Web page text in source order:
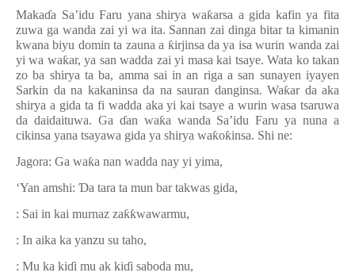
Makaɗa Sa’idu Faru yana shirya waƙarsa a gida kafin ya fita
zuwa ga wanda zai yi wa ita. Sannan zai dinga bitar ta kimanin
kwana biyu domin ta zauna a ƙirjinsa da ya isa wurin wanda zai
yi wa waƙar, ya san wadda zai yi masa kai tsaye. Wata ko takan
zo ba shirya ta ba, amma sai in an riga a san sunayen iyayen
Sarkin da na kakaninsa da na sauran danginsa. Waƙar da aka
shirya a gida ta fi wadda aka yi kai tsaye a wurin wasa tsaruwa
da daidaituwa. Ga ɗan waƙa wanda Sa’idu Faru ya nuna a
cikinsa yana tsayawa gida ya shirya waƙoƙinsa. Shi ne:
Jagora: Ga waƙa nan wadda nay yi yima,
‘Yan amshi: Ɗa tara ta mun bar takwas gida,
: Sai in kai murnaz zaƙƙwawarmu,
: In aika ka yanzu su taho,
: Mu ka kiɗi mu ak kiɗi saboda mu,